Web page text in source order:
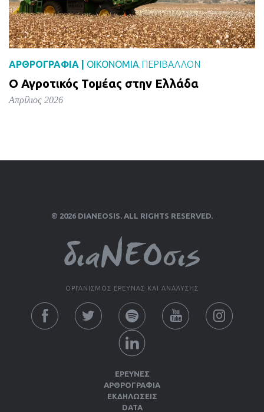
ΑΡΘΡΟΓΡΑΦΙΑ | ΟΙΚΟΝΟΜΙΑ, ΠΕΡΙΒΑΛΛΟΝ
Ο Αγροτικός Τομέας στην Ελλάδα
Απρίλιος 2026
© 2026 DIANEOSIS. ALL RIGHTS RESERVED.
ΟΡΓΑΝΙΣΜΟΣ ΕΡΕΥΝΑΣ ΚΑΙ ΑΝΑΛΥΣΗΣ
ΕΡΕΥΝΕΣ
ΑΡΘΡΟΓΡΑΦΙΑ
ΕΚΔΗΛΏΣΕΙΣ
DATA